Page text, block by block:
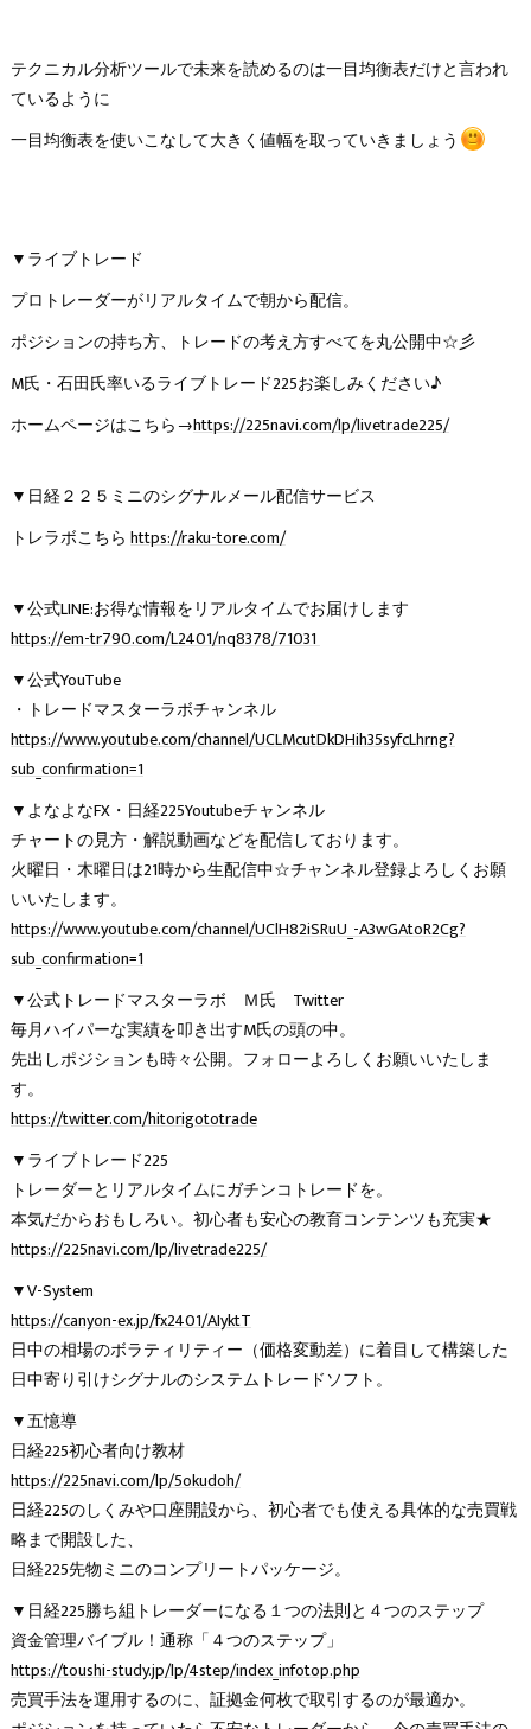
テクニカル分析ツールで未来を読めるのは一目均衡表だけと言われ
ているように
一目均衡表を使いこなして大きく値幅を取っていきましょう
▼ライブトレード
プロトレーダーがリアルタイムで朝から配信。
ポジションの持ち方、トレードの考え方すべてを丸公開中☆彡
M氏・石田氏率いるライブトレード225お楽しみください♪
ホームページはこちら→https://225navi.com/lp/livetrade225/
▼日経２２５ミニのシグナルメール配信サービス
トレラボこちら https://raku-tore.com/
▼公式LINE:お得な情報をリアルタイムでお届けします
https://em-tr790.com/L2401/nq8378/71031
▼公式YouTube
・トレードマスターラボチャンネル
https://www.youtube.com/channel/UCLMcutDkDHih35syfcLhrng?
sub_confirmation=1
▼よなよなFX・日経225Youtubeチャンネル
チャートの見方・解説動画などを配信しております。
火曜日・木曜日は21時から生配信中☆チャンネル登録よろしくお願
いいたします。
https://www.youtube.com/channel/UClH82iSRuU_-A3wGAtoR2Cg?
sub_confirmation=1
▼公式トレードマスターラボ Ｍ氏 Twitter
毎月ハイパーな実績を叩き出すM氏の頭の中。
先出しポジションも時々公開。フォローよろしくお願いいたしま
す。
https://twitter.com/hitorigototrade
▼ライブトレード225
トレーダーとリアルタイムにガチンコトレードを。
本気だからおもしろい。初心者も安心の教育コンテンツも充実★
https://225navi.com/lp/livetrade225/
▼V-System
https://canyon-ex.jp/fx2401/AIyktT
日中の相場のボラティリティー（価格変動差）に着目して構築した
日中寄り引けシグナルのシステムトレードソフト。
▼五憶導
日経225初心者向け教材
https://225navi.com/lp/5okudoh/
日経225のしくみや口座開設から、初心者でも使える具体的な売買戦
略まで開設した、
日経225先物ミニのコンプリートパッケージ。
▼日経225勝ち組トレーダーになる１つの法則と４つのステップ
資金管理バイブル！通称「４つのステップ」
https://toushi-study.jp/lp/4step/index_infotop.php
売買手法を運用するのに、証拠金何枚で取引するのが最適か。